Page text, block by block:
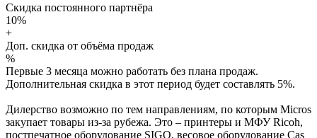
Скидка постоянного партнёра
10%
+
Доп. скидка от объёма продаж
%
Первые 3 месяца можно работать без плана продаж.
Дополнительная скидка в этот период будет составлять 5%.
Дилерство возможно по тем направлениям, по которым Micros
закупает товары из-за рубежа. Это – принтеры и МФУ Ricoh,
постпечатное оборудование SIGO, весовое оборудование Cas